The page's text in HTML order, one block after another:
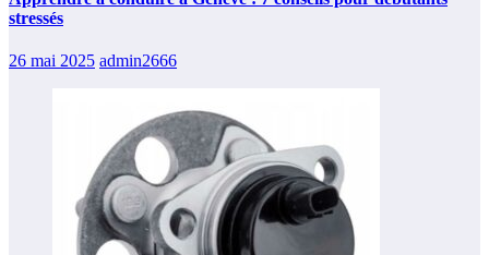
stressés
26 mai 2025 admin2666